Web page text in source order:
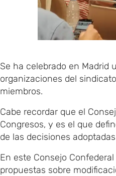
Se ha celebrado en Madrid
organizaciones del
miembros.
Cabe recordar que el
Congresos, y es el que
de las decisiones
En este Consejo
propuestas sobre